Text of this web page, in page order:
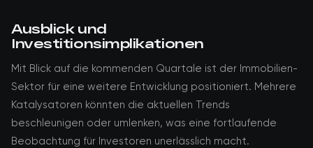
Ausblick und
Investitionsimplikationen
Mit Blick auf die kommenden Quartale ist der Immobilien-
Sektor für eine weitere Entwicklung positioniert. Mehrere
Katalysatoren könnten die aktuellen Trends
beschleunigen oder umlenken, was eine fortlaufende
Beobachtung für Investoren unerlässlich macht.